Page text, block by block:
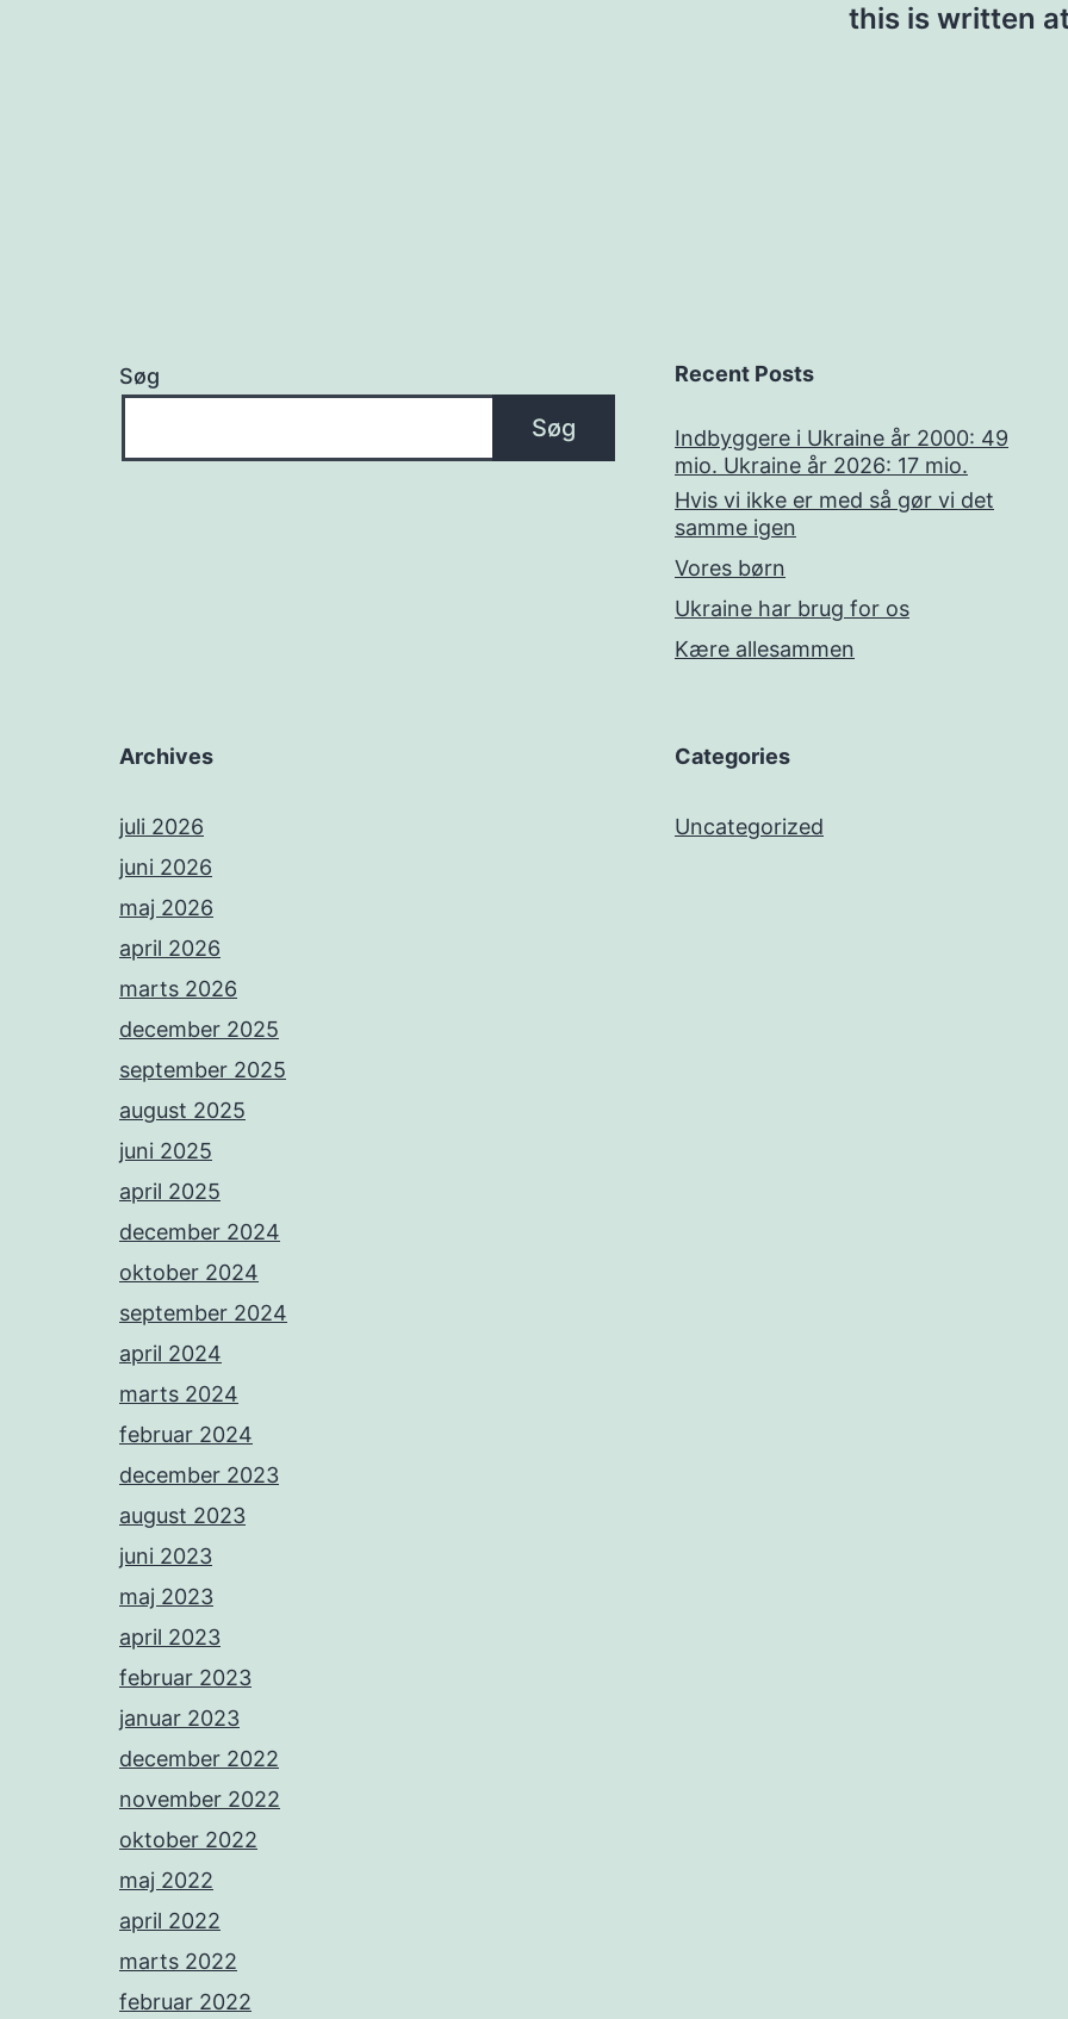
this is written
Søg
Søg
Recent Posts
Indbyggere i Ukraine år 2000: 49
mio. Ukraine år 2026: 17 mio.
Hvis vi ikke er med så gør vi det
samme igen
Vores børn
Ukraine har brug for os
Kære allesammen
Archives
juli 2026
juni 2026
maj 2026
april 2026
marts 2026
december 2025
september 2025
august 2025
juni 2025
april 2025
december 2024
oktober 2024
september 2024
april 2024
marts 2024
februar 2024
december 2023
august 2023
juni 2023
maj 2023
april 2023
februar 2023
januar 2023
december 2022
november 2022
oktober 2022
maj 2022
april 2022
marts 2022
februar 2022
Categories
Uncategorized